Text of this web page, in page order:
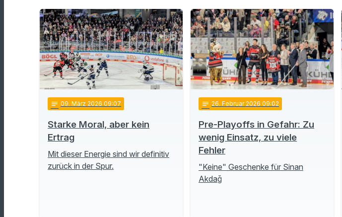
notes 09. März 2026 09:07
Starke Moral, aber kein
Ertrag
Mit dieser Energie sind wir definitiv
zurück in der Spur.
notes 26. Februar 2026 09:02
Pre-Playoffs in Gefahr: Zu
wenig Einsatz, zu viele
Fehler
"Keine" Geschenke für Sinan
Akdağ